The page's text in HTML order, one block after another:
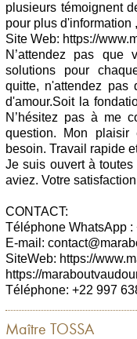
plusieurs témoignent
pour plus d'information
Site Web: https://
N’attendez pas
solutions pour
quitte, n'attendez pas
d'amour.Soit la
N’hésitez pas à me
question. Mon plaisir
besoin. Travail rapide
Je suis ouvert à
aviez. Votre
CONTACT:
Téléphone WhatsApp :
E-mail:
SiteWeb: https://
https://
Téléphone: +22 997
Maître TOSSA